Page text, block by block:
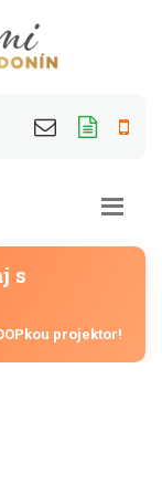
s
projektor!